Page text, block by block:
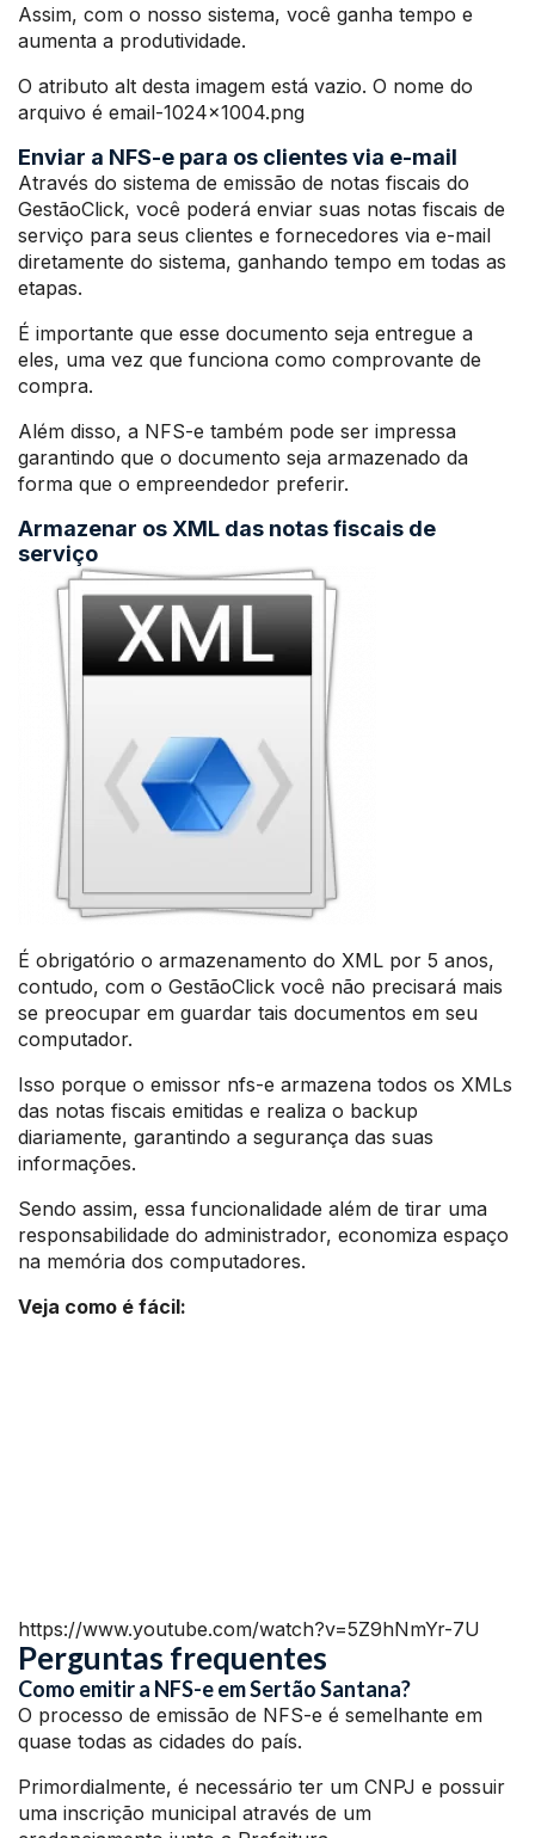
Assim, com o nosso sistema, você ganha tempo e
aumenta a produtividade.
O atributo alt desta imagem está vazio. O nome do
arquivo é email-1024×1004.png
Enviar a NFS-e para os clientes via e-mail
Através do sistema de emissão de notas fiscais do
GestãoClick, você poderá enviar suas notas fiscais de
serviço para seus clientes e fornecedores via e-mail
diretamente do sistema, ganhando tempo em todas as
etapas.
É importante que esse documento seja entregue a
eles, uma vez que funciona como comprovante de
compra.
Além disso, a NFS-e também pode ser impressa
garantindo que o documento seja armazenado da
forma que o empreendedor preferir.
Armazenar os XML das notas fiscais de
serviço
É obrigatório o armazenamento do XML por 5 anos,
contudo, com o GestãoClick você não precisará mais
se preocupar em guardar tais documentos em seu
computador.
Isso porque o emissor nfs-e armazena todos os XMLs
das notas fiscais emitidas e realiza o backup
diariamente, garantindo a segurança das suas
informações.
Sendo assim, essa funcionalidade além de tirar uma
responsabilidade do administrador, economiza espaço
na memória dos computadores.
Veja como é fácil:
https://www.youtube.com/watch?v=5Z9hNmYr-7U
Perguntas frequentes
Como emitir a NFS-e em Sertão Santana?
O processo de emissão de NFS-e é semelhante em
quase todas as cidades do país.
Primordialmente, é necessário ter um CNPJ e possuir
uma inscrição municipal através de um